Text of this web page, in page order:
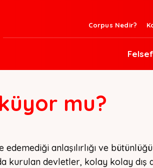
Corpus Nedir?
mu?
anlaşılırlığı ve
kurulan devletler, kolay kolay dış